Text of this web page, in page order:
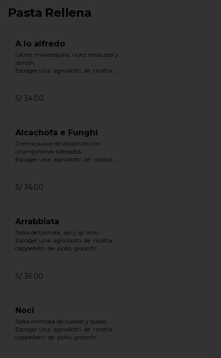
Pasta Rellena
A lo alfredo
Leche, mantequilla, nuez moscada y
jamón.
Escoger una: agnollotti  de  ricotta,
S/ 34.00
Alcachofa e Funghi
Crema suave de alcachofa con
champiñones salteados.
Escoger una: agnollotti  de  ricotta,
S/ 36.00
Arrabbiata
Salsa de tomate, ajo y ají limo.
Escoger una: agnollotti  de  ricotta,
cappelletti  de  pollo, gnocchi.
S/ 36.00
Noci
Salsa cremosa de nueces y queso.
Escoger una: agnollotti  de  ricotta,
cappelletti  de  pollo, gnocchi